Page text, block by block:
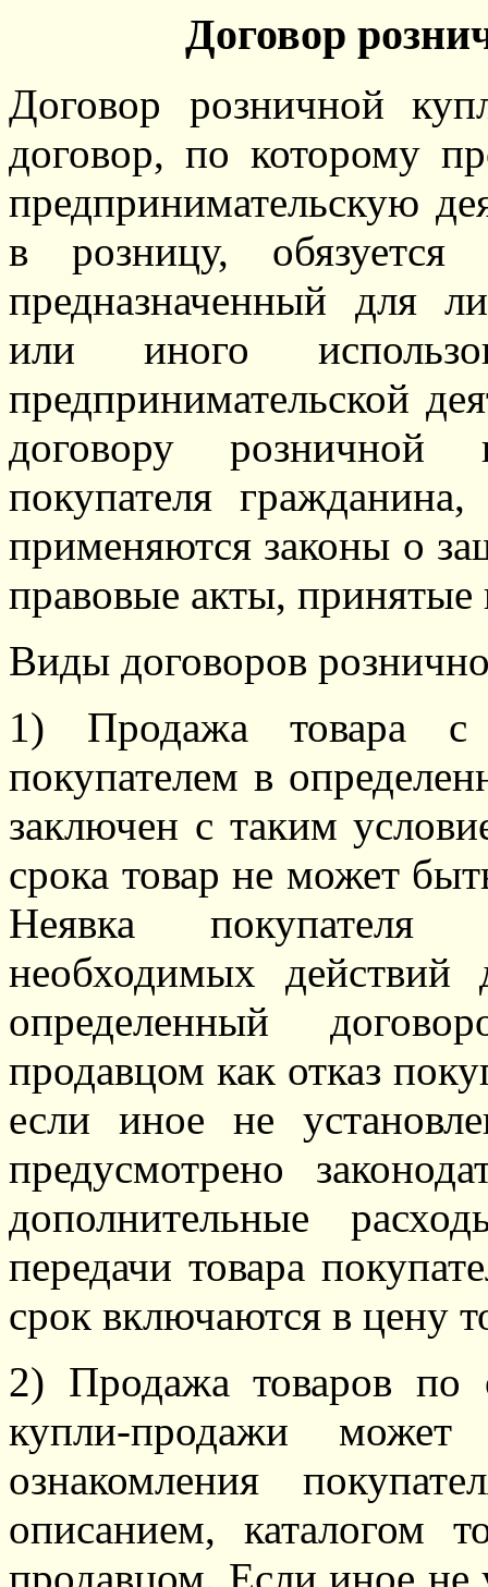
Договор
Договор розничной
договор, по которому
предпринимательскую
в розницу, обязуется
предназначенный для
или иного
предпринимательской
договору розничной
покупателя
применяются законы о
правовые акты, принятые
Виды договоров
1) Продажа товара
покупателем в
заключен с таким
срока товар не может
Неявка
необходимых
определенный
продавцом как отказ
если иное не
предусмотрено
дополнительные
передачи товара
срок включаются в цену
2) Продажа товаров по
купли-продажи может
ознакомления
описанием, каталогом